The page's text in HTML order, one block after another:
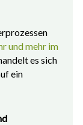
und mehr im
es sich
ein